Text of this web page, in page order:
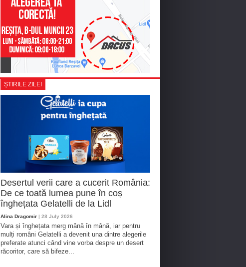
ȘTIRILE ZILEI
Desertul verii care a cucerit România:
De ce toată lumea pune în coș
înghețata Gelatelli de la Lidl
Alina Dragomir | 28 July 2026
Vara și înghețata merg mână în mână, iar pentru
mulți români Gelatelli a devenit una dintre alegerile
preferate atunci când vine vorba despre un desert
răcoritor, care să bifeze...